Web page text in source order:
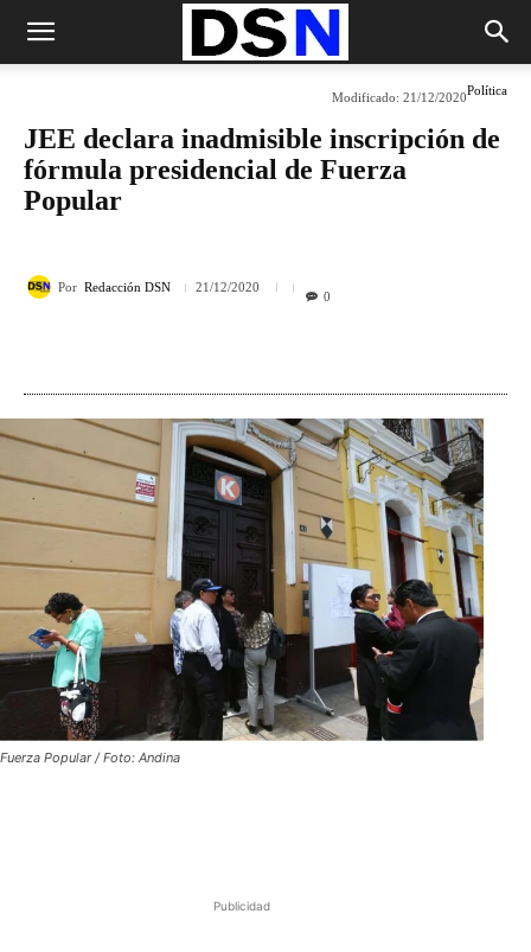
Política
Modificado: 21/12/2020
JEE declara inadmisible inscripción de
fórmula presidencial de Fuerza
Popular
Por Redacción DSN 21/12/2020
0
Fuerza Popular / Foto: Andina
Publicidad